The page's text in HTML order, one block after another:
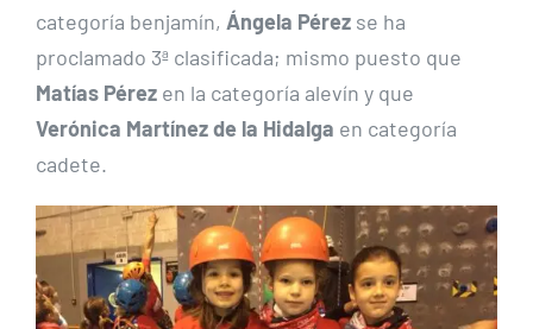
categoría benjamín, Ángela Pérez se ha
proclamado 3ª clasificada; mismo puesto que
Matías Pérez en la categoría alevín y que
Verónica Martínez de la Hidalga en categoría
cadete.